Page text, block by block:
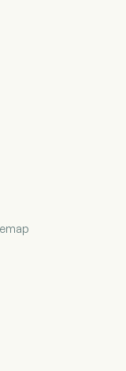
triển
lực
ty vận
trình
OPC tại
tham
các
thống
ZIM
80
TEU.